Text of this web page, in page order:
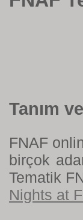
Tanım
FNAF
birçok
Tematik
Nights at